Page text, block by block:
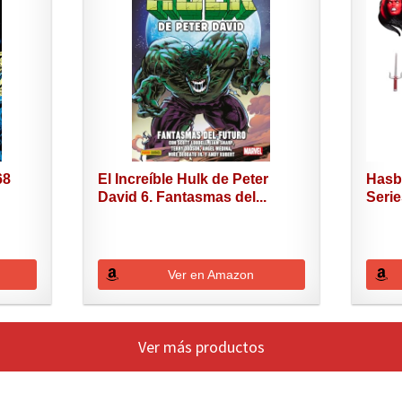
El Increíble Hulk de Peter
David 6. Fantasmas del...
Ver en Amazon
Ver más productos